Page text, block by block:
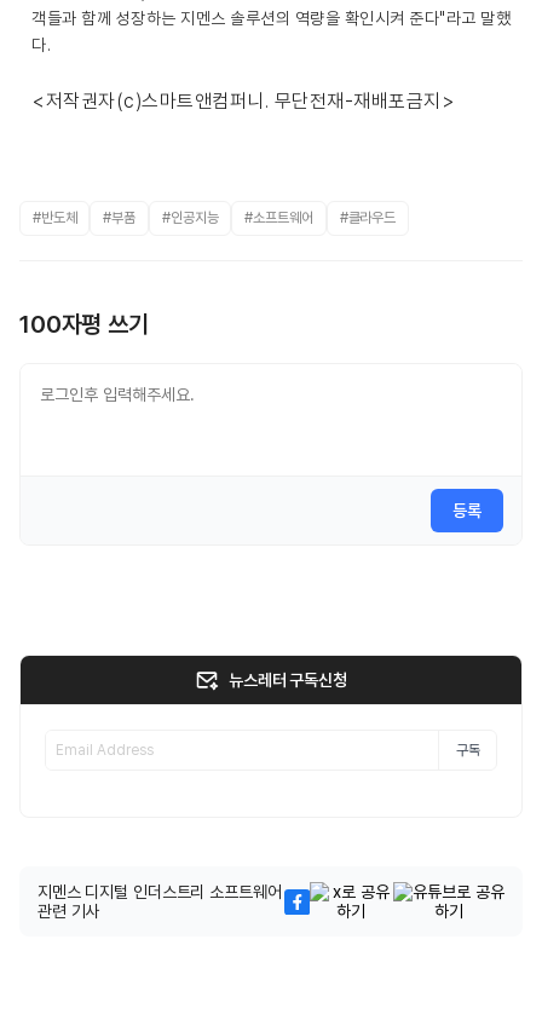
객들과 함께 성장하는 지멘스 솔루션의 역량을 확인시켜 준다"라고 말했
다.
<저작권자(c)스마트앤컴퍼니. 무단전재-재배포금지>
#반도체 #부품 #인공지능 #소프트웨어 #클라우드
100자평 쓰기
등록
뉴스레터 구독신청
구독
지멘스 디지털 인더스트리 소프트웨어
관련 기사